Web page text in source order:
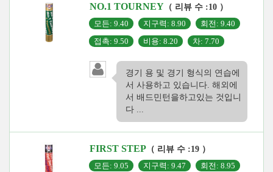
NO.1 TOURNEY （ 리뷰 수 :10 ）
모든: 9.40
지구력: 8.90
회전: 9.40
접촉: 9.50
비용: 8.20 차: 7.70
경기 용 및 경기 형식의 연습에
서 사용하고 있습니다. 해외에
서 배드민턴을하고있는 것입니
다 ...
FIRST STEP （ 리뷰 수 :19 ）
모든: 9.05
지구력: 9.47
회전: 8.95